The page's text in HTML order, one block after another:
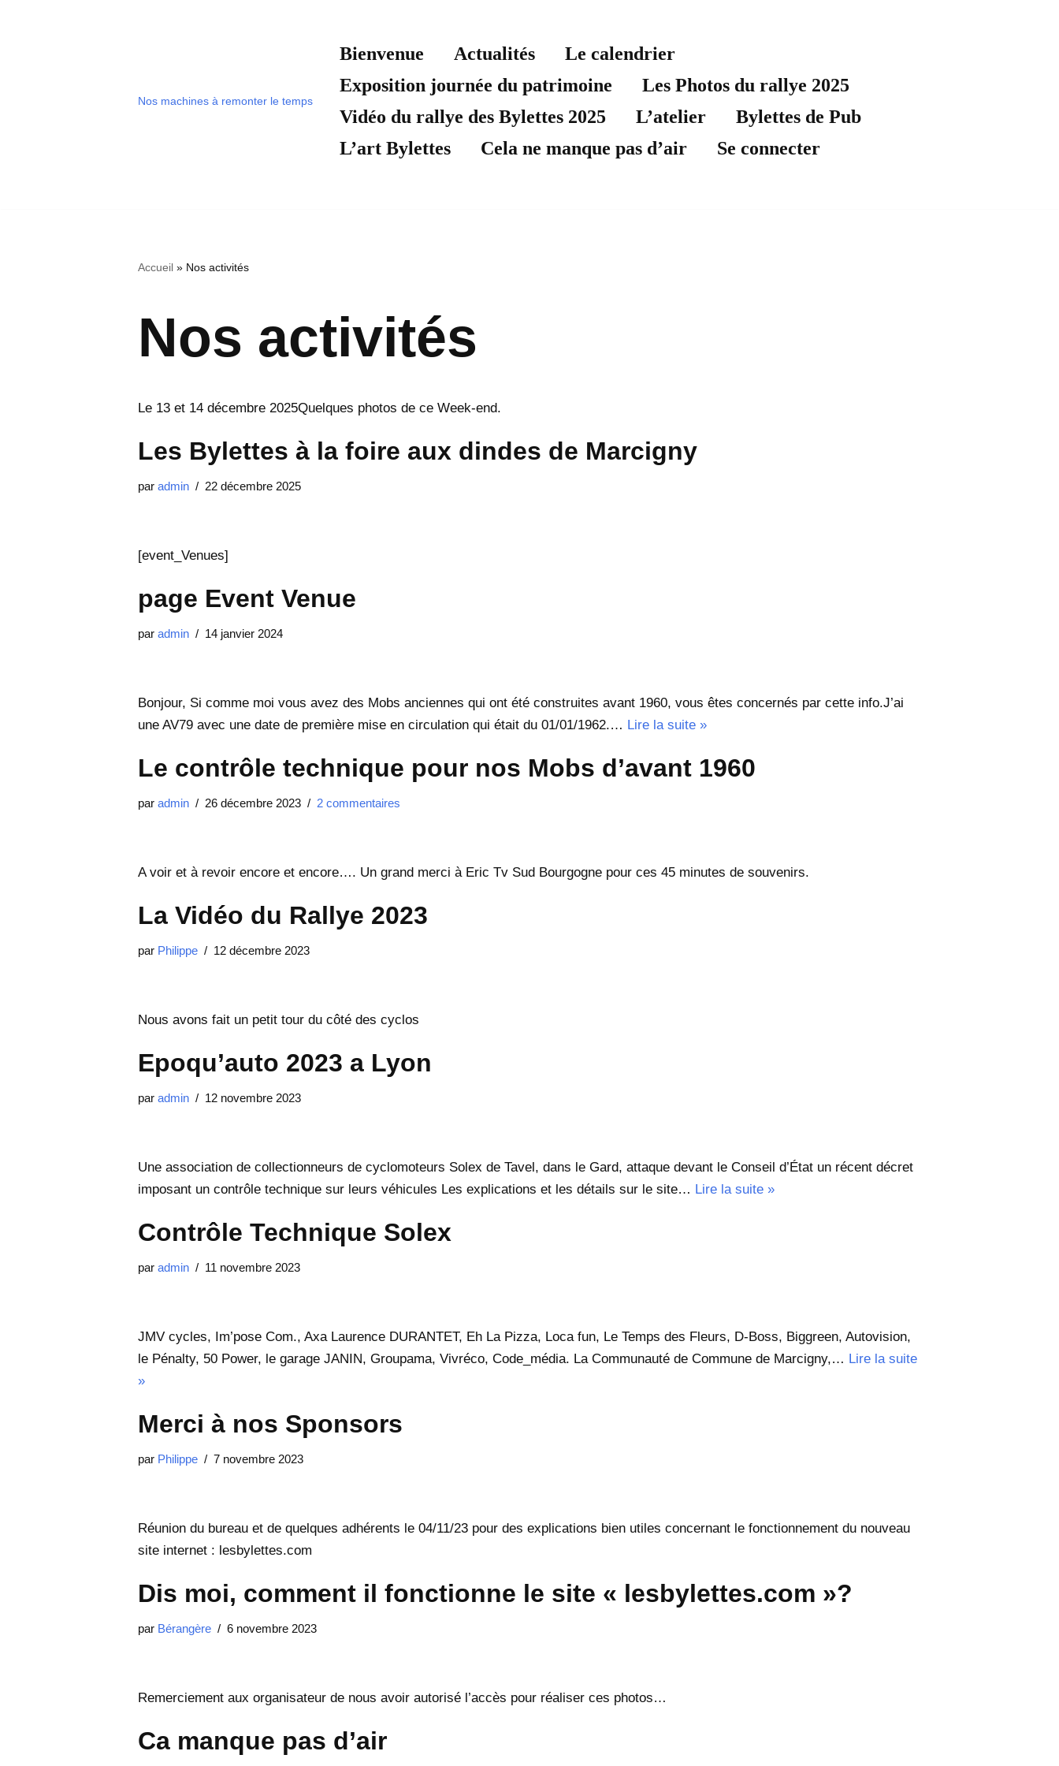
Nos machines à remonter le temps
Bienvenue Actualités
Le calendrier
Exposition journée du patrimoine
Les Photos du rallye 2025
Vidéo du rallye des Bylettes 2025
L’atelier
Bylettes de Pub
L’art Bylettes
Cela ne manque pas d’air Se connecter
Accueil » Nos activités
Nos activités
Le 13 et 14 décembre 2025Quelques photos de ce Week-end.
Les Bylettes à la foire aux dindes de Marcigny
par admin 22 décembre 2025
[event_Venues]
page Event Venue
par admin 14 janvier 2024
Bonjour, Si comme moi vous avez des Mobs anciennes qui ont été construites avant 1960, vous êtes concernés par cette info.J’ai
une AV79 avec une date de première mise en circulation qui était du 01/01/1962.… Lire la suite »
Le contrôle technique pour nos Mobs d’avant 1960
par admin 26 décembre 2023 2 commentaires
A voir et à revoir encore et encore…. Un grand merci à Eric Tv Sud Bourgogne pour ces 45 minutes de souvenirs.
La Vidéo du Rallye 2023
par Philippe 12 décembre 2023
Nous avons fait un petit tour du côté des cyclos
Epoqu’auto 2023 a Lyon
par admin 12 novembre 2023
Une association de collectionneurs de cyclomoteurs Solex de Tavel, dans le Gard, attaque devant le Conseil d’État un récent décret
imposant un contrôle technique sur leurs véhicules Les explications et les détails sur le site… Lire la suite »
Contrôle Technique Solex
par admin 11 novembre 2023
JMV cycles, Im’pose Com., Axa Laurence DURANTET, Eh La Pizza, Loca fun, Le Temps des Fleurs, D-Boss, Biggreen, Autovision,
le Pénalty, 50 Power, le garage JANIN, Groupama, Vivréco, Code_média. La Communauté de Commune de Marcigny,… Lire la suite
»
Merci à nos Sponsors
par Philippe 7 novembre 2023
Réunion du bureau et de quelques adhérents le 04/11/23 pour des explications bien utiles concernant le fonctionnement du nouveau
site internet : lesbylettes.com
Dis moi, comment il fonctionne le site « lesbylettes.com »?
par Bérangère 6 novembre 2023
Remerciement aux organisateur de nous avoir autorisé l’accès pour réaliser ces photos…
Ca manque pas d’air